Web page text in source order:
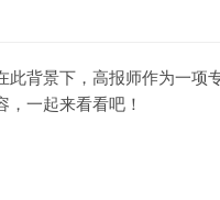
背景下，高报师作为一项
一起来看看吧！